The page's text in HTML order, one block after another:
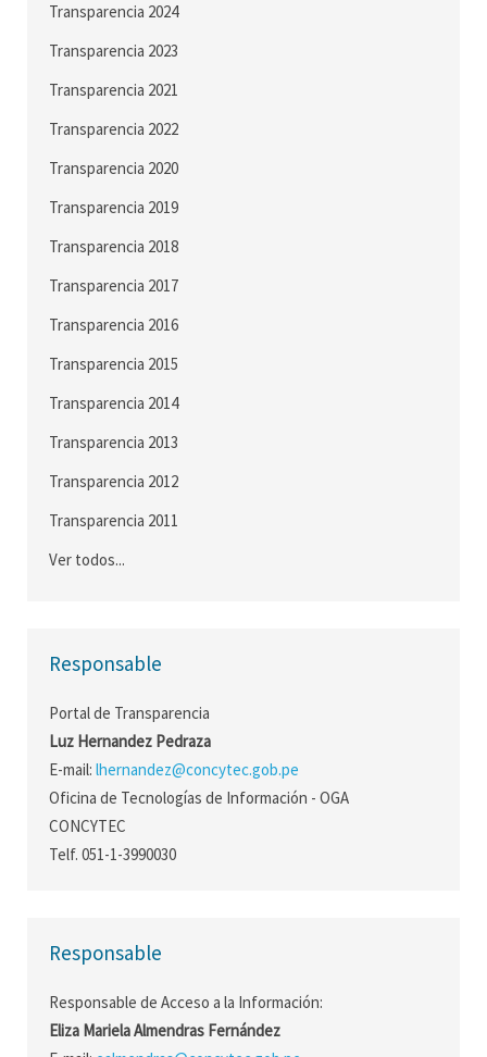
Transparencia 2024
Transparencia 2023
Transparencia 2021
Transparencia 2022
Transparencia 2020
Transparencia 2019
Transparencia 2018
Transparencia 2017
Transparencia 2016
Transparencia 2015
Transparencia 2014
Transparencia 2013
Transparencia 2012
Transparencia 2011
Ver todos...
Responsable
Portal de Transparencia
Luz Hernandez Pedraza
E-mail: lhernandez@concytec.gob.pe
Oficina de Tecnologías de Información - OGA
CONCYTEC
Telf. 051-1-3990030
Responsable
Responsable de Acceso a la Información:
Eliza Mariela Almendras Fernández